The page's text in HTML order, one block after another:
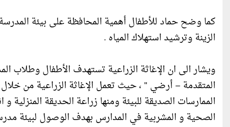
كما وضح حماد للأطفال أهمية المحافظة على بيئة
الزينة وترشيد استهلاك المياه .
ويشار الى ان الإغاثة الزراعية تستهدف الأطفال وطلاب
المتقدمة – أرضي " ، حيث تعمل الإغاثة الزراعية من
الممارسات الصديقة للبيئة ومنها زراعة الحديقة
الصحية و المشربية في المدارس بهدف الوصول لبيئة